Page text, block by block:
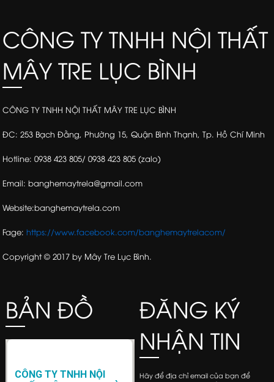
CÔNG TY TNHH NỘI THẤT
MÂY TRE LỤC BÌNH
CÔNG TY TNHH NỘI THẤT MÂY TRE LỤC BÌNH
ĐC: 253 Bạch Đằng, Phường 15, Quận Bình Thạnh, Tp. Hồ Chí Minh
Hotline: 0938 423 805/ 0938 423 805 (zalo)
Email: banghemaytrela@gmail.com
Website:banghemaytrela.com
Fage:https://www.facebook.com/banghemaytrelacom/
Copyright © 2017 by Mây Tre Lục Bình.
BẢN ĐỒ
CÔNG TY TNHH NỘI
ĐĂNG KÝ
NHẬN TIN
Hãy để địa chỉ email của bạn để